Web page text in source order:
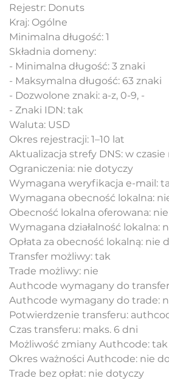
Rejestr: Donuts
Kraj: Ogólne
Minimalna długość: 1
Składnia domeny:
- Minimalna długość: 3 znaki
- Maksymalna długość: 63 znaki
- Dozwolone znaki: a-z, 0-9, -
- Znaki IDN: tak
Waluta: USD
Okres rejestracji: 1–10 lat
Aktualizacja strefy DNS: w
Ograniczenia: nie dotyczy
Wymagana weryfikacja e-mail:
Wymagana obecność lokalna:
Obecność lokalna oferowana: nie
Wymagana działalność lokalna:
Opłata za obecność lokalną: nie
Transfer możliwy: tak
Trade możliwy: nie
Authcode wymagany do
Authcode wymagany do trade:
Potwierdzenie transferu:
Czas transferu: maks. 6 dni
Możliwość zmiany Authcode: tak
Okres ważności Authcode: nie
Trade bez opłat: nie dotyczy